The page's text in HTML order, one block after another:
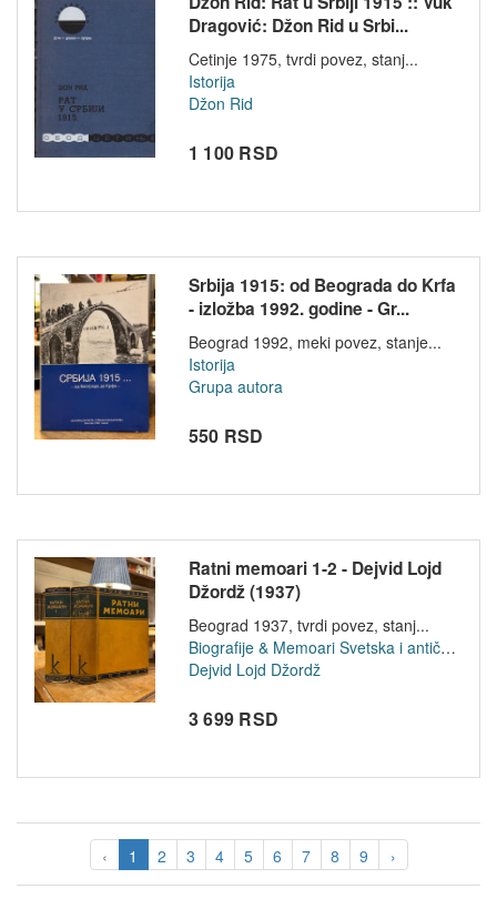
Dragović: Džon Rid u Srbi...
Cetinje 1975, tvrdi povez, stanj...
Istorija
Džon Rid
1 100 RSD
Srbija 1915: od Beograda do Krfa
- izložba 1992. godine - Gr...
Beograd 1992, meki povez, stanje...
Istorija
Grupa autora
550 RSD
Ratni memoari 1-2 - Dejvid Lojd
Džordž (1937)
Beograd 1937, tvrdi povez, stanj...
Biografije & Memoari Svetska i antička istorija
Dejvid Lojd Džordž
3 699 RSD
‹ 1 2 3 4 5 6 7 8 9 ›